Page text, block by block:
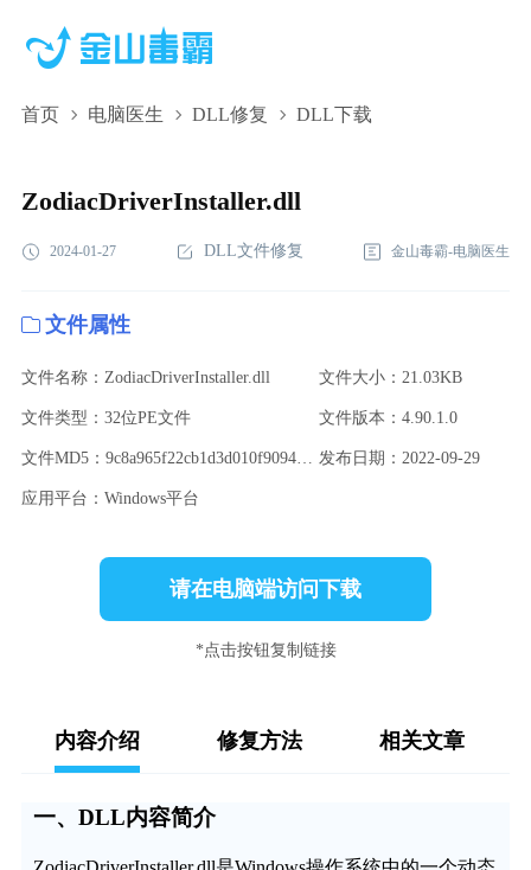
首页 电脑医生 DLL修复 DLL下载
ZodiacDriverInstaller.dll,ZodiacDriverInstaller.dll下
ZodiacDriverInstaller.dll
2024-01-27 DLL文件修复 金山毒霸-电脑医生
文件属性
文件名称：ZodiacDriverInstaller.dll 文件大小：21.03KB
文件类型：32位PE文件 文件版本：4.90.1.0
文件MD5：9c8a965f22cb1d3d010f909410befcbe 发布日期：2022-09-29
应用平台：Windows平台
请在电脑端访问下载
*点击按钮复制链接
内容介绍 修复方法 相关文章
一、DLL内容简介